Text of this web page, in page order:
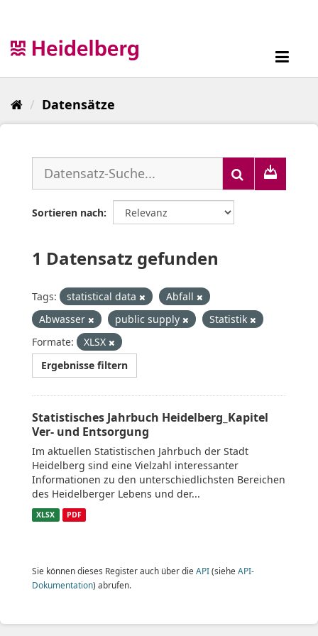
Datensätze
Sortieren nach
1 Datensatz gefunden
Tags: statistical data
Abfall
Abwasser
public supply
Statistik
Formate:
XLSX
Ergebnisse filtern
Statistisches Jahrbuch Heidelberg_Kapitel
Ver- und Entsorgung
Im aktuellen Statistischen Jahrbuch der Stadt
Heidelberg sind eine Vielzahl interessanter
Informationen zu den unterschiedlichsten Bereichen
des Heidelberger Lebens und der...
XLSX PDF
Sie können dieses Register auch über die API(siehe API-
Dokumentation) abrufen.